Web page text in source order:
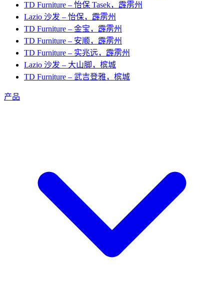
TD Furniture – 怡保 Tasek，霹雳州
Lazio 沙发 – 怡保，霹雳州
TD Furniture – 金宝，霹雳州
TD Furniture – 安顺，霹雳州
TD Furniture – 实兆远，霹雳州
Lazio 沙发 – 大山脚，槟城
TD Furniture – 武吉登雅，槟城
产品